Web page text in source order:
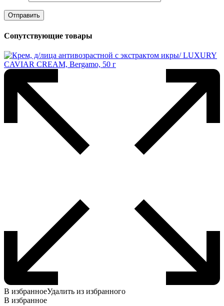
Сопутствующие товары
В избранноеУдалить из избранного
В избранное